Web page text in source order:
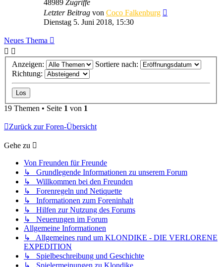
48989 Zugriffe
Letzter Beitrag von Coco Falkenburg
Dienstag 5. Juni 2018, 15:30
Neues Thema
Anzeigen:
Sortiere nach:
Richtung:
19 Themen • Seite 1 von 1
Zurück zur Foren-Übersicht
Gehe zu
Von Freunden für Freunde
↳ Grundlegende Informationen zu unserem Forum
↳ Willkommen bei den Freunden
↳ Forenregeln und Netiquette
↳ Informationen zum Foreninhalt
↳ Hilfen zur Nutzung des Forums
↳ Neuerungen im Forum
Allgemeine Informationen
↳ Allgemeines rund um KLONDIKE - DIE VERLORENE
EXPEDITION
↳ Spielbeschreibung und Geschichte